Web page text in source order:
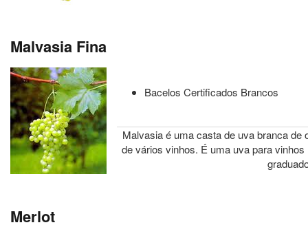
Malvasia Fina
Bacelos Certificados Brancos
Malvasia é uma casta de uva branca de
de vários vinhos. É uma uva para
Merlot